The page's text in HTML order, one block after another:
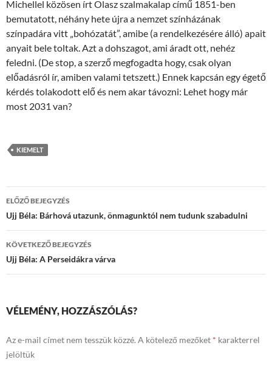
Michellel közösen írt Olasz szalmakalap című 1851-ben
bemutatott, néhány hete újra a nemzet színházának
színpadára vitt „bohózatát”, amibe (a rendelkezésére álló) apait
anyait bele toltak. Azt a dohszagot, ami áradt ott, nehéz
feledni. (De stop, a szerző megfogadta hogy, csak olyan
előadásról ír, amiben valami tetszett.) Ennek kapcsán egy égető
kérdés tolakodott elő és nem akar távozni: Lehet hogy már
most 2031 van?
KIEMELT
Bejegyzések
navigációja
ELŐZŐ BEJEGYZÉS
Ujj Béla: Bárhová utazunk, önmagunktól nem tudunk szabadulni
KÖVETKEZŐ BEJEGYZÉS
Ujj Béla: A Perseidákra várva
VÉLEMÉNY, HOZZÁSZÓLÁS?
Az e-mail címet nem tesszük közzé. A kötelező mezőket * karakterrel
jelöltük